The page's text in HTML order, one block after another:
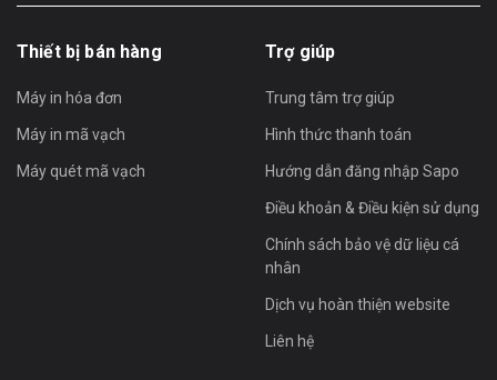
Thiết bị bán hàng
Máy in hóa đơn
Máy in mã vạch
Máy quét mã vạch
Trợ giúp
Trung tâm trợ giúp
Hình thức thanh toán
Hướng dẫn đăng nhập Sapo
Điều khoản & Điều kiện sử dụng
Chính sách bảo vệ dữ liệu cá
nhân
Dịch vụ hoàn thiện website
Liên hệ